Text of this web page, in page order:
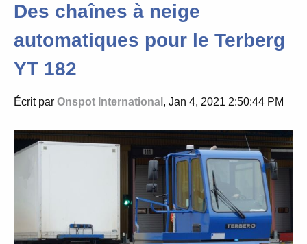
Des chaînes à neige
automatiques pour le Terberg
YT 182
Écrit par Onspot International , Jan 4, 2021 2:50:44 PM